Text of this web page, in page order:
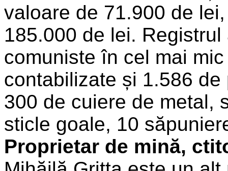
valoare de 71.900 de
185.000 de lei.
comuniste în cel mai
contabilizate și 1.586
300 de cuiere de metal,
sticle goale, 10
Proprietar de mină,